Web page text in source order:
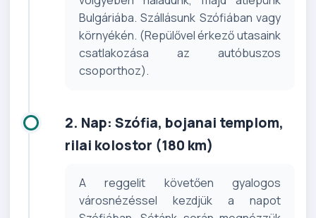
Bulgáriába. Szállásunk Szófiában vagy
környékén. (Repülővel érkező utasaink
csatlakozása az autóbuszos
csoporthoz).
2. Nap: Szófia, bojanai templom,
rilai kolostor (180 km)
A reggelit követően gyalogos
városnézéssel kezdjük a napot